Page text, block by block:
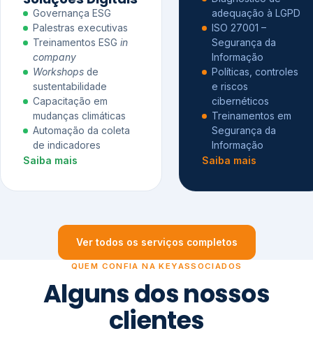
Governança ESG
Palestras executivas
Treinamentos ESG in
company
Workshops de
sustentabilidade
Capacitação em
mudanças climáticas
Automação da coleta
de indicadores
Saiba mais
adequação à LGPD
ISO 27001 –
Segurança da
Informação
Políticas, controles
e riscos
cibernéticos
Treinamentos em
Segurança da
Informação
Saiba mais
Ver todos os serviços completos
QUEM CONFIA NA KEYASSOCIADOS
Alguns dos nossos
clientes